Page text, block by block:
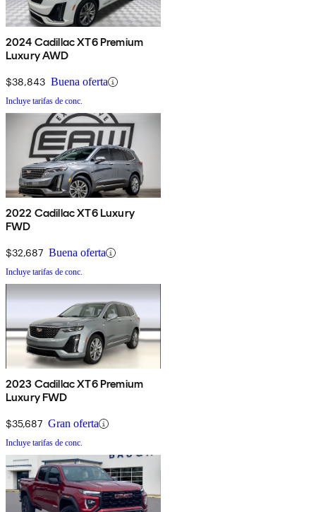
2024 Cadillac XT6 Premium
Luxury AWD
$38,843 Buena oferta
Incluye tarifas de conc.
2022 Cadillac XT6 Luxury
FWD
$32,687 Buena oferta
Incluye tarifas de conc.
2023 Cadillac XT6 Premium
Luxury FWD
$35,687 Gran oferta
Incluye tarifas de conc.